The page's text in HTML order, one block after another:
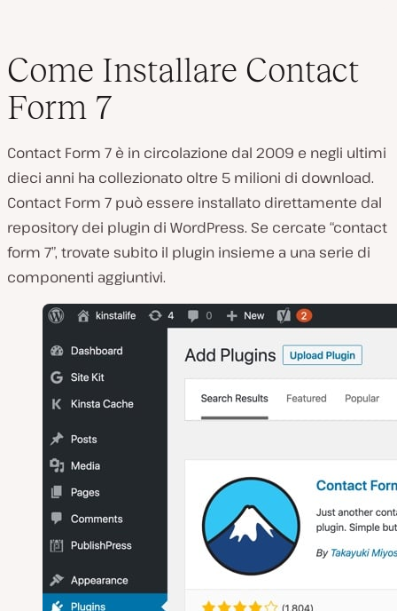
Come Installare Contact
Form 7
Contact Form 7 è in circolazione dal 2009 e negli ultimi
dieci anni ha collezionato oltre 5 milioni di download.
Contact Form 7 può essere installato direttamente dal
repository dei plugin di WordPress. Se cercate “contact
form 7”, trovate subito il plugin insieme a una serie di
componenti aggiuntivi.